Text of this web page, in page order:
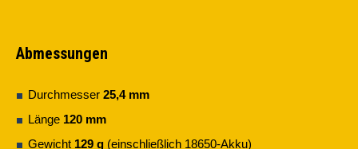
Abmessungen
Durchmesser 25,4 mm
Länge 120 mm
Gewicht 129 g (einschließlich 18650-Akku)